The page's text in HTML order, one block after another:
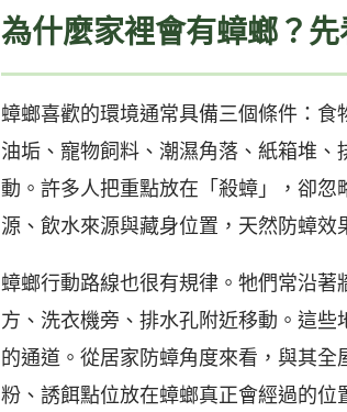
為什麼家裡會有蟑螂？
蟑螂喜歡的環境通常具備三個條件：食
油垢、寵物飼料、潮濕角落、紙箱堆
動。許多人把重點放在「殺蟑」，卻
源、飲水來源與藏身位置，天然防蟑效
蟑螂行動路線也很有規律。牠們常沿
方、洗衣機旁、排水孔附近移動。這
的通道。從居家防蟑角度來看，與其
粉、誘餌點位放在蟑螂真正會經過的位